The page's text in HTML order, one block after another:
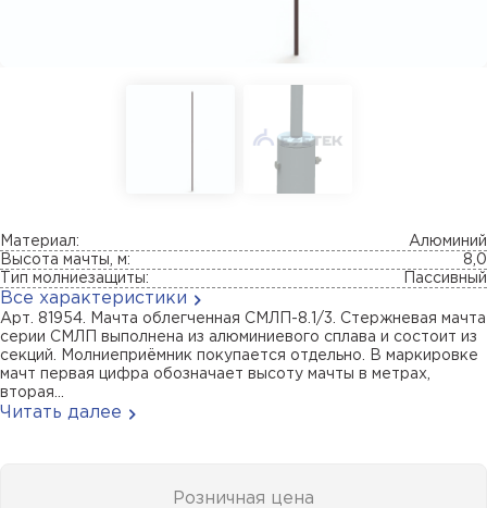
Материал:
Алюминий
Высота мачты, м:
8,0
Тип молниезащиты:
Пассивный
Все характеристики
Арт. 81954. Мачта облегченная СМЛП-8.1/3. Стержневая мачта
серии СМЛП выполнена из алюминиевого сплава и состоит из
секций. Молниеприёмник покупается отдельно. В маркировке
мачт первая цифра обозначает высоту мачты в метрах,
вторая...
Читать далее
Розничная цена